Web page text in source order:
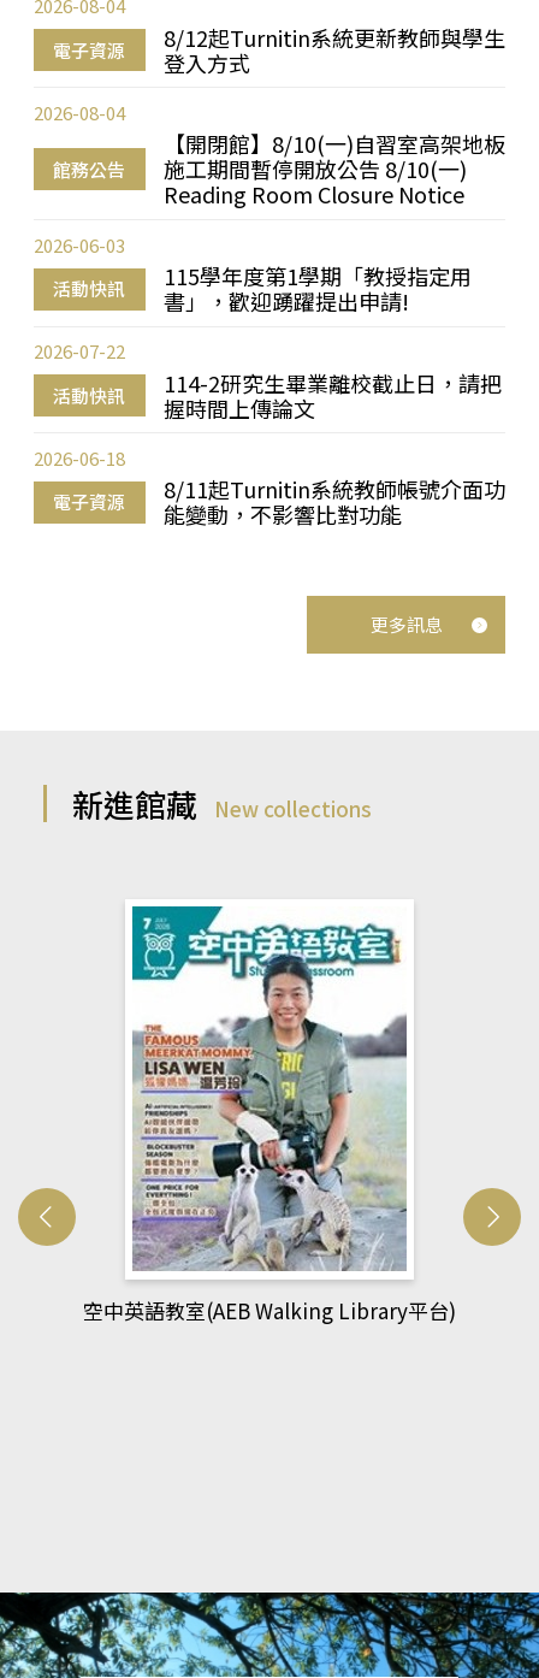
電子資源
8/12起Turnitin系統更新教師與學生
登入方式
2026-08-04
館務公告
【開閉館】8/10(一)自習室高架地板
施工期間暫停開放公告 8/10(一)
Reading Room Closure Notice
2026-08-04
活動快訊
115學年度第1學期「教授指定用
書」，歡迎踴躍提出申請!
2026-06-03
活動快訊
114-2研究生畢業離校截止日，請把
握時間上傳論文
2026-07-22
電子資源
8/11起Turnitin系統教師帳號介面功
能變動，不影響比對功能
2026-06-18
更多訊息
新進館藏 New collections
網管人(kono平台)